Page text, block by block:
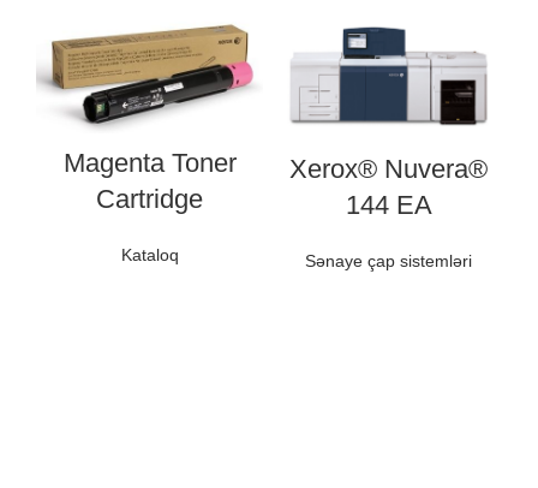
Magenta Toner
Cartridge
Kataloq
Xerox® Nuvera®
144 EA
Sənaye çap sistemləri